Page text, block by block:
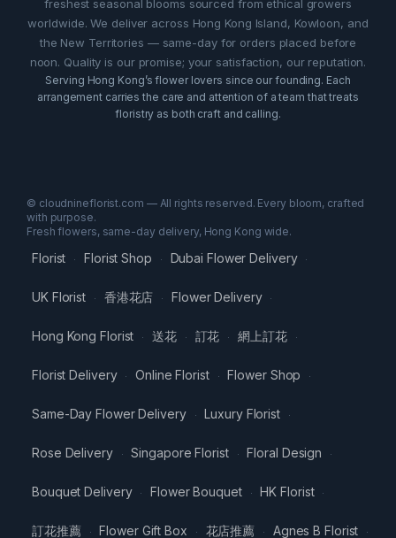
freshest seasonal blooms sourced from ethical growers
worldwide. We deliver across Hong Kong Island, Kowloon, and
the New Territories — same-day for orders placed before
noon. Quality is our promise; your satisfaction, our reputation.
Serving Hong Kong’s flower lovers since our founding. Each
arrangement carries the care and attention of a team that treats
floristry as both craft and calling.
© cloudnineflorist.com — All rights reserved. Every bloom, crafted
with purpose.
Fresh flowers, same-day delivery, Hong Kong wide.
Florist · Florist Shop · Dubai Flower Delivery ·
UK Florist · 香港花店 · Flower Delivery ·
Hong Kong Florist · 送花 · 訂花 · 網上訂花 ·
Florist Delivery · Online Florist · Flower Shop ·
Same-Day Flower Delivery · Luxury Florist ·
Rose Delivery · Singapore Florist · Floral Design ·
Bouquet Delivery · Flower Bouquet · HK Florist ·
訂花推薦 · Flower Gift Box · 花店推薦 · Agnes B Florist ·